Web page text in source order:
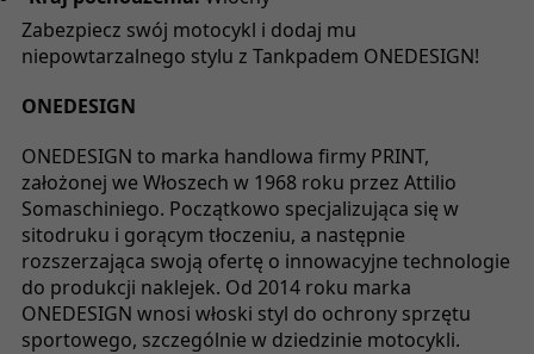
Zabezpiecz swój motocykl i dodaj mu
niepowtarzalnego stylu z Tankpadem ONEDESIGN!
ONEDESIGN
ONEDESIGN to marka handlowa firmy PRINT,
założonej we Włoszech w 1968 roku przez Attilio
Somaschiniego. Początkowo specjalizująca się w
sitodruku i gorącym tłoczeniu, a następnie
rozszerzająca swoją ofertę o innowacyjne technologie
do produkcji naklejek. Od 2014 roku marka
ONEDESIGN wnosi włoski styl do ochrony sprzętu
sportowego, szczególnie w dziedzinie motocykli.